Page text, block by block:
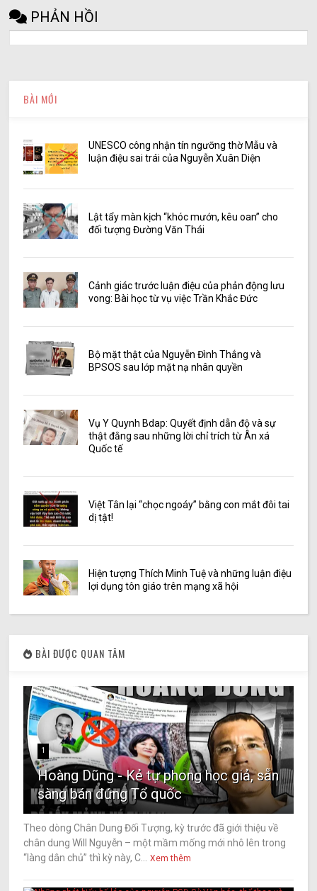
PHẢN HỒI
BÀI MỚI
UNESCO công nhận tín ngưỡng thờ Mẫu và
luận điệu sai trái của Nguyễn Xuân Diện
Lật tẩy màn kịch “khóc mướn, kêu oan” cho
đối tượng Đường Văn Thái
Cảnh giác trước luận điệu của phản động lưu
vong: Bài học từ vụ việc Trần Khắc Đức
Bộ mặt thật của Nguyễn Đình Thắng và
BPSOS sau lớp mặt nạ nhân quyền
Vụ Y Quynh Bdap: Quyết định dẫn độ và sự
thật đằng sau những lời chỉ trích từ Ân xá
Quốc tế
Việt Tân lại “chọc ngoáy” bằng con mắt đôi tai
dị tật!
Hiện tượng Thích Minh Tuệ và những luận điệu
lợi dụng tôn giáo trên mạng xã hội
BÀI ĐƯỢC QUAN TÂM
1
Hoàng Dũng - Kẻ tự phong học giả, sẵn
sàng bán đứng Tổ quốc
Theo dòng Chân Dung Đối Tượng, kỳ trước đã giới thiệu về
chân dung Will Nguyễn – một mầm mống mới nhô lên trong
“làng dân chủ” thì kỳ này, C...
Xem thêm